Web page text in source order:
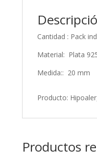
Cantidad : Pack
Material: Plata
Medida:: 20 mm
Producto:
Productos